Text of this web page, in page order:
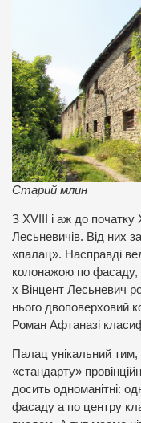
Старий млин
З XVIII і аж до
Лесьневичів. Від них
«палац». Насправді
колонажою по фасаду,
х Вінцент Лесьневич
нього двоповерховий
Роман Афтаназі
Палац унікальний тим,
«стандарту»
досить одноманітні:
фасаду а по центру